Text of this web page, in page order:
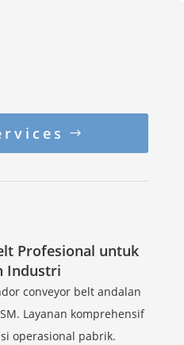
Profesional untuk
Industri
conveyor belt andalan
Layanan komprehensif
operasional pabrik.